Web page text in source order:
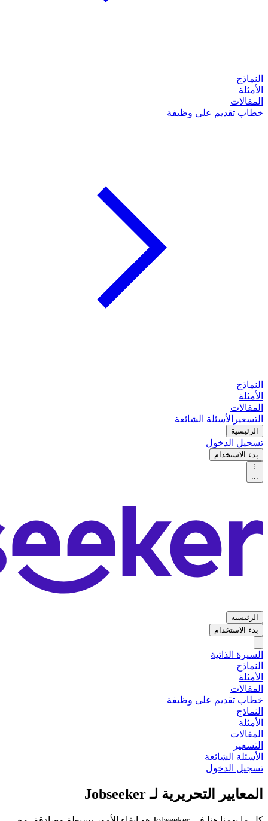
النماذج
الأمثلة
المقالات
خطاب تقديم على وظيفة
النماذج
الأمثلة
المقالات
التسعير الأسئلة الشائعة
الرئيسية
تسجيل الدخول
بدء الاستخدام
...
الرئيسية
بدء الاستخدام
السيرة الذاتية
النماذج
الأمثلة
المقالات
خطاب تقديم على وظيفة
النماذج
الأمثلة
المقالات
التسعير
الأسئلة الشائعة
تسجيل الدخول
المعايير التحريرية لـ Jobseeker